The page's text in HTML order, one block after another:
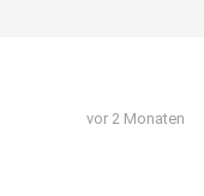
vor 2 Monaten